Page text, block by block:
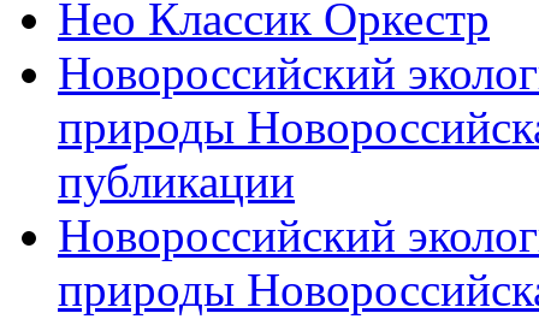
Нео Классик Оркестр
Новороссийский
природы
публикации
Новороссийский
природы